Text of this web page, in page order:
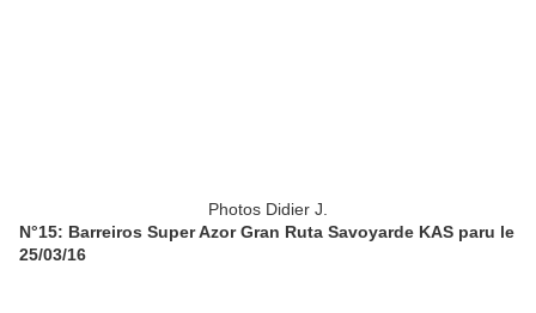
Photos Didier J.
N°15: Barreiros Super Azor Gran Ruta Savoyarde KAS paru le
25/03/16